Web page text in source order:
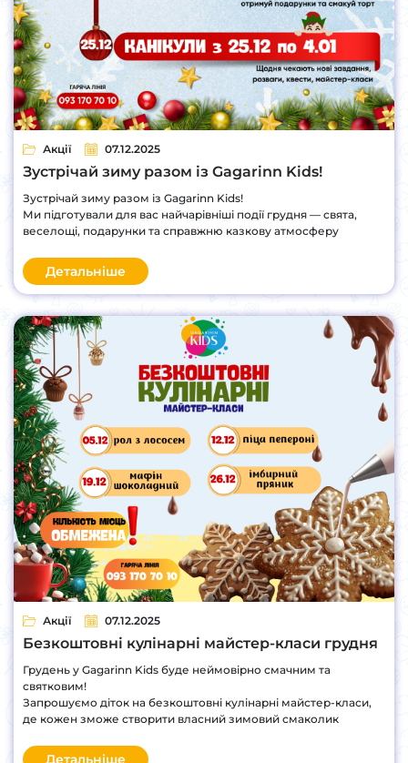
Акції 07.12.2025
Зустрічай зиму разом із Gagarinn Kids!
Зустрічай зиму разом із Gagarinn Kids!
Ми підготували для вас найчарівніші події грудня — свята,
веселощі, подарунки та справжню казкову атмосферу
Детальніше
Акції 07.12.2025
Безкоштовні кулінарні майстер-класи грудня
Грудень у Gagarinn Kids буде неймовірно смачним та
святковим!
Запрошуємо діток на безкоштовні кулінарні майстер-класи,
де кожен зможе створити власний зимовий смаколик
Детальніше